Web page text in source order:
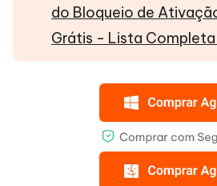
do Bloqueio de
Grátis - Lista Completa